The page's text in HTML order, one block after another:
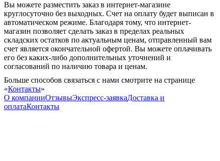
Вы можете разместить заказ в интернет-магазине
круглосуточно без выходных. Счет на оплату будет выписан в
автоматическом режиме. Благодаря тому, что интернет-
магазин позволяет сделать заказ в пределах реальных
складских остатков по актуальным ценам, отправленный вам
счет является окончательной офертой. Вы можете оплачивать
его без каких-либо дополнительных уточнений и
согласований по наличию товара и ценам.
Больше способов связаться с нами смотрите на странице
«Контакты»
О компанииОтзывыЭкспресс-заявкаДоставка и
оплатаКонтакты